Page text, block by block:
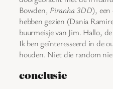
Bowden, Piranha 3DD), een
hebben gezien (Dania
buurmeisje van Jim. Hallo,
Ik ben geïnteresseerd in de
houden. Niet die random
conclusie